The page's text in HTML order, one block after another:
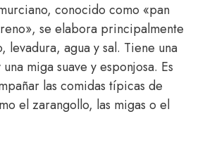
conocido como «pan
se elabora principalmente
levadura, agua y sal. Tiene una
miga suave y esponjosa. Es
las comidas típicas de
el zarangollo, las migas o el